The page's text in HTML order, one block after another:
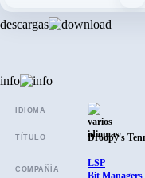
descargas
info
IDIOMA
TÍTULO Droopy's
COMPAÑÍA
LSP
Bit Managers